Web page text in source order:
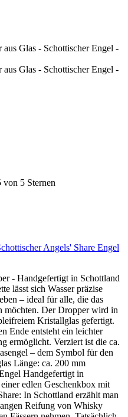
5 Sternen
Angels' Share Engel
- Handgefertigt in Schottland
lässt sich Wasser präzise
– ideal für alle, die das
möchten. Der Dropper wird in
Kristallglas gefertigt.
Ende entsteht ein leichter
ermöglicht. Verziert ist die ca.
– dem Symbol für den
Länge: ca. 200 mm
Handgefertigt in
edlen Geschenkbox mit
In Schottland erzählt man
Reifung von Whisky